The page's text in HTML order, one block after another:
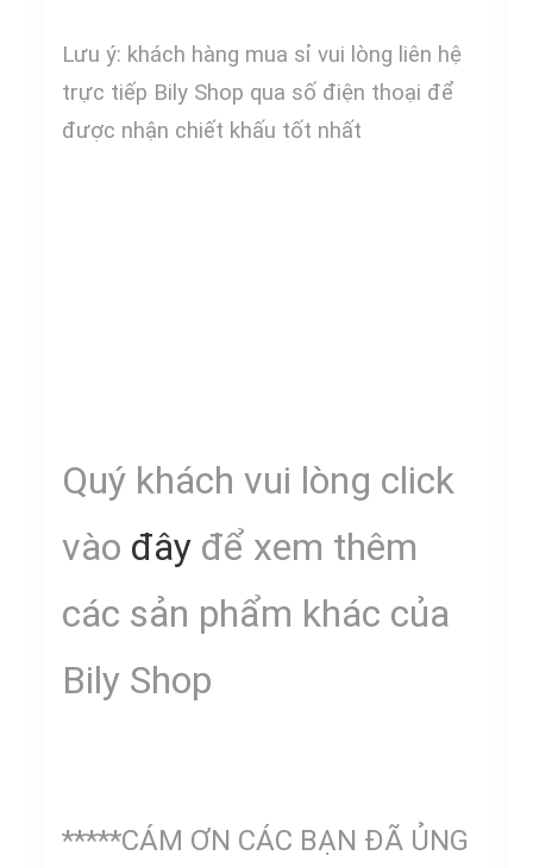
Lưu ý: khách hàng mua sỉ vui lòng liên hệ
trực tiếp Bily Shop qua số điện thoại để
được nhận chiết khấu tốt nhất
Quý khách vui lòng click
vào đâyđể xem thêm
các sản phẩm khác của
Bily Shop
*****CÁM ƠN CÁC BẠN ĐÃ ỦNG